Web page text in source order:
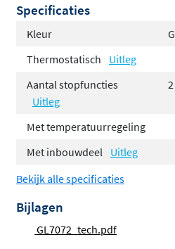
Thermostatische
Twee stopkranen voor twee
Inclusief uitloop van 23 cm
Compleet met handdouche
Inbouwdeel niet
Voorzien van Hotbath
Onderdeel van de
De Gal serie staat bekend om zijn
Specificaties
Kleur
Thermostatisch
Uitleg
Aantal stopfuncties
Uitleg
2
Met temperatuurregeling
Met inbouwdeel Uitleg
Bekijk alle specificaties
Bijlagen
GL7072_tech.pdf